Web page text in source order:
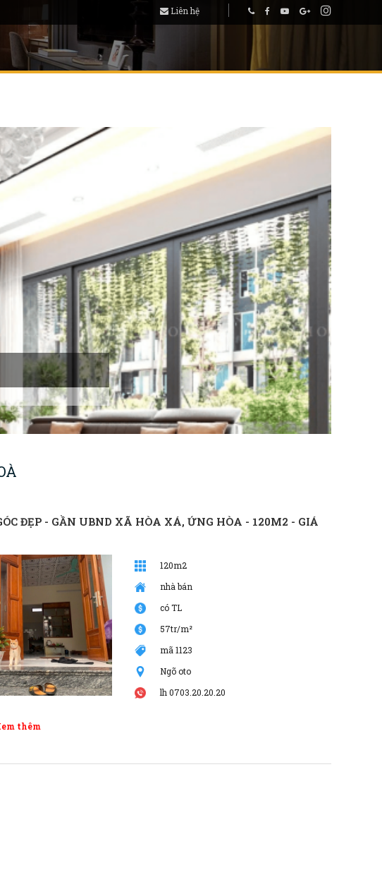
Liên hệ
ĐẸP - GẦN UBND XÃ HÒA XÁ, ỨNG HÒA - 120M2 - GIÁ
thêm
120m2
nhà bán
có TL
57tr/m²
mã 1123
Ngõ oto
lh 0703.20.20.20